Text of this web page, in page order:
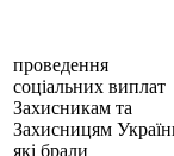
проведення
соціальних виплат
Захисникам та
Захисницям
які брали